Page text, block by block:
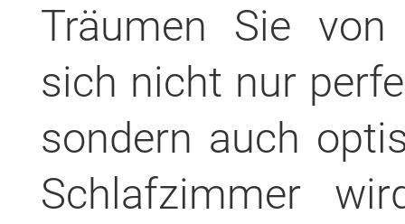
Träumen Sie
sich nicht nur
sondern auch
Schlafzimmer